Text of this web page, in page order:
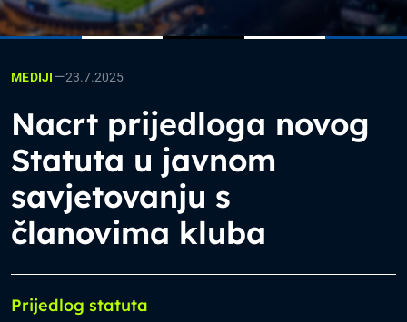
MEDIJI—23.7.2025
Nacrt prijedloga novog
Statuta u javnom
savjetovanju s
članovima kluba
Prijedlog statuta